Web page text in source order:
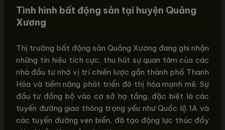
Tình hình bất động sản tại huyện Quảng
Xương
Thị trường bất động sản Quảng Xương đang ghi nhận
những tín hiệu tích cực, thu hút sự quan tâm của các
nhà đầu tư nhờ vị trí chiến lược gần thành phố Thanh
Hóa và tiềm năng phát triển đô thị hóa mạnh mẽ. Sự
đầu tư đồng bộ vào cơ sở hạ tầng, đặc biệt là các
tuyến đường giao thông trọng yếu như Quốc lộ 1A và
các tuyến đường ven biển, đã tạo động lực thúc đẩy